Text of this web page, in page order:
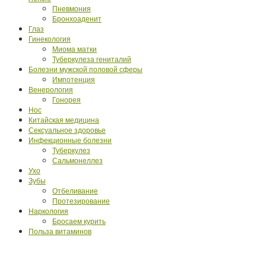
Пневмония
Бронхоаденит
Глаз
Гинекология
Миома матки
Туберкулеза гениталий
Болезни мужской половой сферы
Импотенция
Венерология
Гонорея
Нос
Китайская медицина
Сексуальное здоровье
Инфекционные болезни
Туберкулез
Сальмонеллез
Ухо
Зубы
Отбеливание
Протезирование
Наркология
Бросаем курить
Польза витаминов